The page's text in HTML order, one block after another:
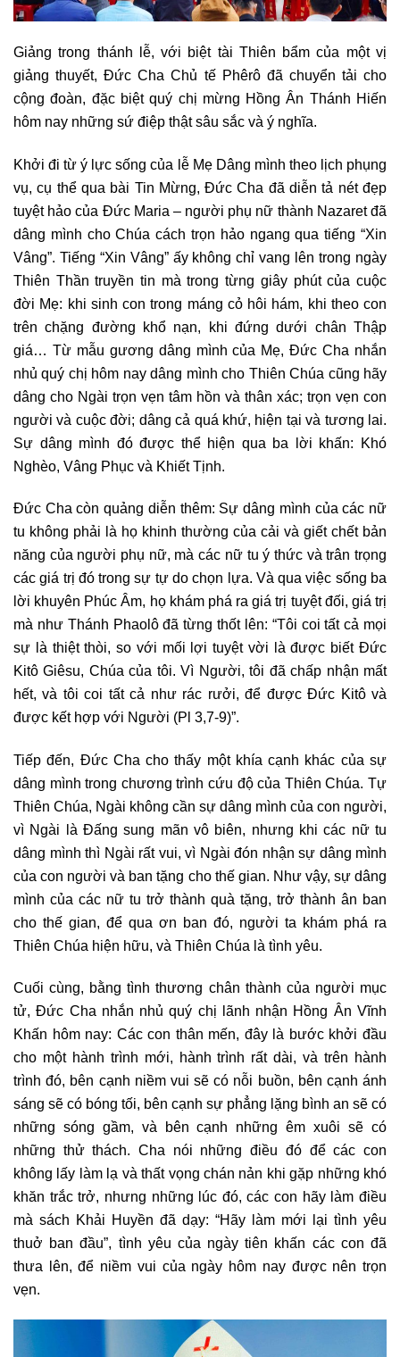
Giảng trong thánh lễ, với biệt tài Thiên bẩm của một vị
giảng thuyết, Đức Cha Chủ tế Phêrô đã chuyển tải cho
cộng đoàn, đặc biệt quý chị mừng Hồng Ân Thánh Hiến
hôm nay những sứ điệp thật sâu sắc và ý nghĩa.
Khởi đi từ ý lực sống của lễ Mẹ Dâng mình theo lịch phụng
vụ, cụ thể qua bài Tin Mừng, Đức Cha đã diễn tả nét đẹp
tuyệt hảo của Đức Maria – người phụ nữ thành Nazaret đã
dâng mình cho Chúa cách trọn hảo ngang qua tiếng “Xin
Vâng”. Tiếng “Xin Vâng” ấy không chỉ vang lên trong ngày
Thiên Thần truyền tin mà trong từng giây phút của cuộc
đời Mẹ: khi sinh con trong máng cỏ hôi hám, khi theo con
trên chặng đường khổ nạn, khi đứng dưới chân Thập
giá… Từ mẫu gương dâng mình của Mẹ, Đức Cha nhắn
nhủ quý chị hôm nay dâng mình cho Thiên Chúa cũng hãy
dâng cho Ngài trọn vẹn tâm hồn và thân xác; trọn vẹn con
người và cuộc đời; dâng cả quá khứ, hiện tại và tương lai.
Sự dâng mình đó được thể hiện qua ba lời khấn: Khó
Nghèo, Vâng Phục và Khiết Tịnh.
Đức Cha còn quảng diễn thêm: Sự dâng mình của các nữ
tu không phải là họ khinh thường của cải và giết chết bản
năng của người phụ nữ, mà các nữ tu ý thức và trân trọng
các giá trị đó trong sự tự do chọn lựa. Và qua việc sống ba
lời khuyên Phúc Âm, họ khám phá ra giá trị tuyệt đối, giá trị
mà như Thánh Phaolô đã từng thốt lên: “Tôi coi tất cả mọi
sự là thiệt thòi, so với mối lợi tuyệt vời là được biết Đức
Kitô Giêsu, Chúa của tôi. Vì Người, tôi đã chấp nhận mất
hết, và tôi coi tất cả như rác rưởi, để được Đức Kitô và
được kết hợp với Người (Pl 3,7-9)”.
Tiếp đến, Đức Cha cho thấy một khía cạnh khác của sự
dâng mình trong chương trình cứu độ của Thiên Chúa. Tự
Thiên Chúa, Ngài không cần sự dâng mình của con người,
vì Ngài là Đấng sung mãn vô biên, nhưng khi các nữ tu
dâng mình thì Ngài rất vui, vì Ngài đón nhận sự dâng mình
của con người và ban tặng cho thế gian. Như vậy, sự dâng
mình của các nữ tu trở thành quà tặng, trở thành ân ban
cho thế gian, để qua ơn ban đó, người ta khám phá ra
Thiên Chúa hiện hữu, và Thiên Chúa là tình yêu.
Cuối cùng, bằng tình thương chân thành của người mục
tử, Đức Cha nhắn nhủ quý chị lãnh nhận Hồng Ân Vĩnh
Khấn hôm nay: Các con thân mến, đây là bước khởi đầu
cho một hành trình mới, hành trình rất dài, và trên hành
trình đó, bên cạnh niềm vui sẽ có nỗi buồn, bên cạnh ánh
sáng sẽ có bóng tối, bên cạnh sự phẳng lặng bình an sẽ có
những sóng gầm, và bên cạnh những êm xuôi sẽ có
những thử thách. Cha nói những điều đó để các con
không lấy làm lạ và thất vọng chán nản khi gặp những khó
khăn trắc trở, nhưng những lúc đó, các con hãy làm điều
mà sách Khải Huyền đã dạy: “Hãy làm mới lại tình yêu
thuở ban đầu”, tình yêu của ngày tiên khấn các con đã
thưa lên, để niềm vui của ngày hôm nay được nên trọn
vẹn.